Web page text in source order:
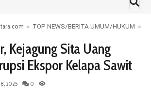
» TOP NEWS/BERITA UMUM/HUKUM »
Kejagung Sita Uang
Ekspor Kelapa Sawit
2025 0